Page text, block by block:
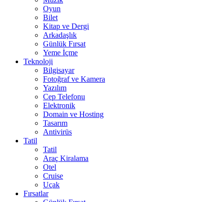
Oyun
Bilet
Kitap ve Dergi
Arkadaşlık
Günlük Fırsat
Yeme İçme
Teknoloji
Bilgisayar
Fotoğraf ve Kamera
Yazılım
Cep Telefonu
Elektronik
Domain ve Hosting
Tasarım
Antivirüs
Tatil
Tatil
Araç Kiralama
Otel
Cruise
Uçak
Fırsatlar